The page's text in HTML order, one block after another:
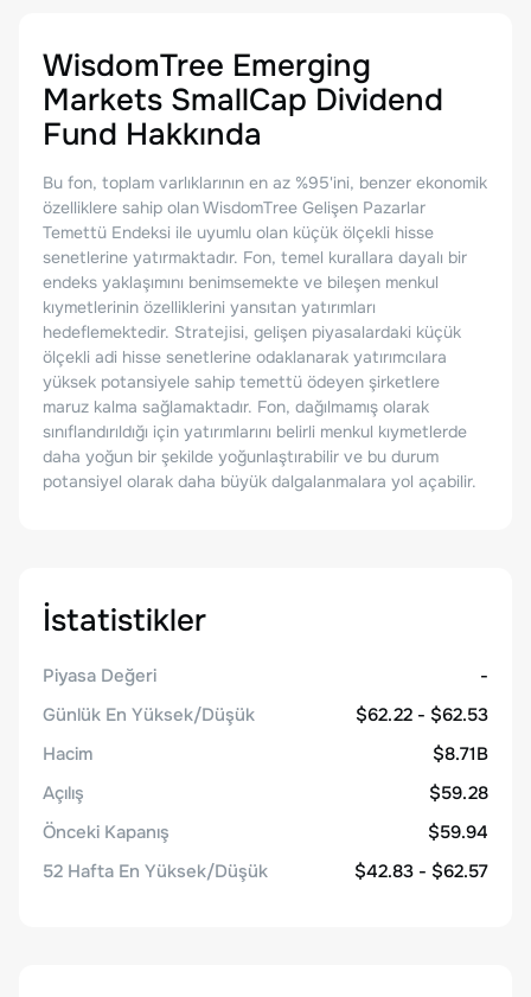
WisdomTree Emerging
Markets SmallCap Dividend
Fund Hakkında
Bu fon, toplam varlıklarının en az %95'ini, benzer ekonomik
özelliklere sahip olan WisdomTree Gelişen Pazarlar
Temettü Endeksi ile uyumlu olan küçük ölçekli hisse
senetlerine yatırmaktadır. Fon, temel kurallara dayalı bir
endeks yaklaşımını benimsemekte ve bileşen menkul
kıymetlerinin özelliklerini yansıtan yatırımları
hedeflemektedir. Stratejisi, gelişen piyasalardaki küçük
ölçekli adi hisse senetlerine odaklanarak yatırımcılara
yüksek potansiyele sahip temettü ödeyen şirketlere
maruz kalma sağlamaktadır. Fon, dağılmamış olarak
sınıflandırıldığı için yatırımlarını belirli menkul kıymetlerde
daha yoğun bir şekilde yoğunlaştırabilir ve bu durum
potansiyel olarak daha büyük dalgalanmalara yol açabilir.
İstatistikler
Piyasa Değeri
-
Günlük En Yüksek/Düşük
$62.22 - $62.53
Hacim
$8.71B
Açılış
$59.28
Önceki Kapanış
$59.94
52 Hafta En Yüksek/Düşük
$42.83 - $62.57